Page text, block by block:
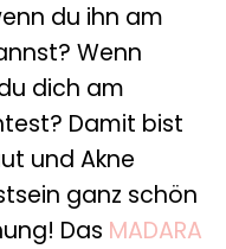
du ihn am
Wenn
dich am
Damit bist
und Akne
ganz schön
Das MADARA